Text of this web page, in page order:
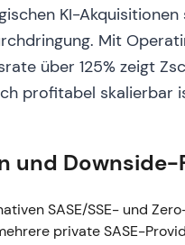
wie Billings
Rückenwind;
— KI-gestützte
bei großen
nur einer
von einer
KI-
Mit
über 125% zeigt
profitabel skalierbar
und
SASE/SSE- und
private SASE-